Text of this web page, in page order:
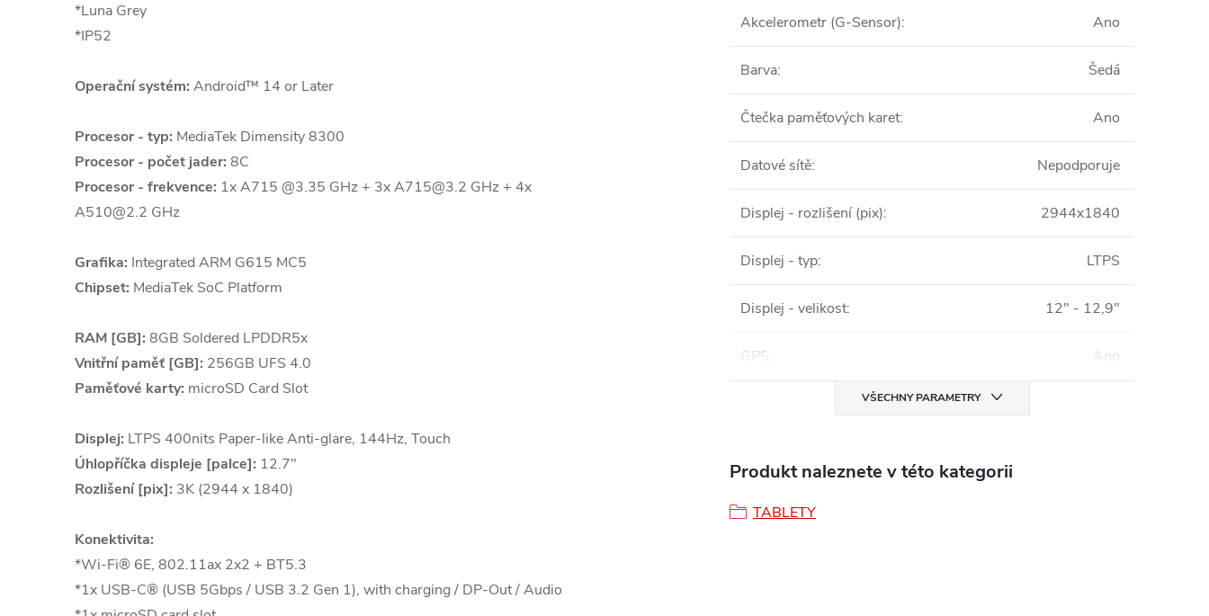
*Luna Grey
*IP52
Operační systém: Android™ 14 or Later
Procesor - typ: MediaTek Dimensity 8300
Procesor - počet jader: 8C
Procesor - frekvence: 1x A715 @3.35 GHz + 3x A715@3.2 GHz + 4x
A510@2.2 GHz
Grafika: Integrated ARM G615 MC5
Chipset: MediaTek SoC Platform
RAM [GB]: 8GB Soldered LPDDR5x
Vnitřní paměť [GB]: 256GB UFS 4.0
Paměťové karty: microSD Card Slot
Displej: LTPS 400nits Paper-like Anti-glare, 144Hz, Touch
Úhlopříčka displeje [palce]: 12.7"
Rozlišení [pix]: 3K (2944 x 1840)
Konektivita:
*Wi-Fi® 6E, 802.11ax 2x2 + BT5.3
*1x USB-C® (USB 5Gbps / USB 3.2 Gen 1), with charging / DP-Out / Audio
Akcelerometr (G-Sensor): Ano
Barva: Šedá
Čtečka paměťových karet: Ano
Datové sítě: Nepodporuje
Displej - rozlišení (pix): 2944x1840
Displej - typ: LTPS
Displej - velikost: 12" - 12,9"
GPS: Ano
VŠECHNY PARAMETRY
Produkt naleznete v této kategorii
TABLETY